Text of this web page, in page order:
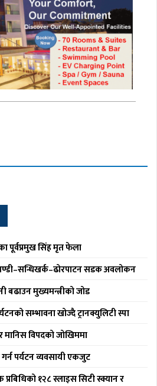
पूर्वप्रमुख सिंह मृत फेला
सडक अवलोकन
बढाउन मुख्यमन्त्रीको जोड
सम्भावना खोज्दै ट्रानक्युलिटी स्पा
मानिस विपदको जोखिममा
गर्न पर्यटन व्यवसायी एकजुट
१२८ स्लाइस सिटी स्क्यान र